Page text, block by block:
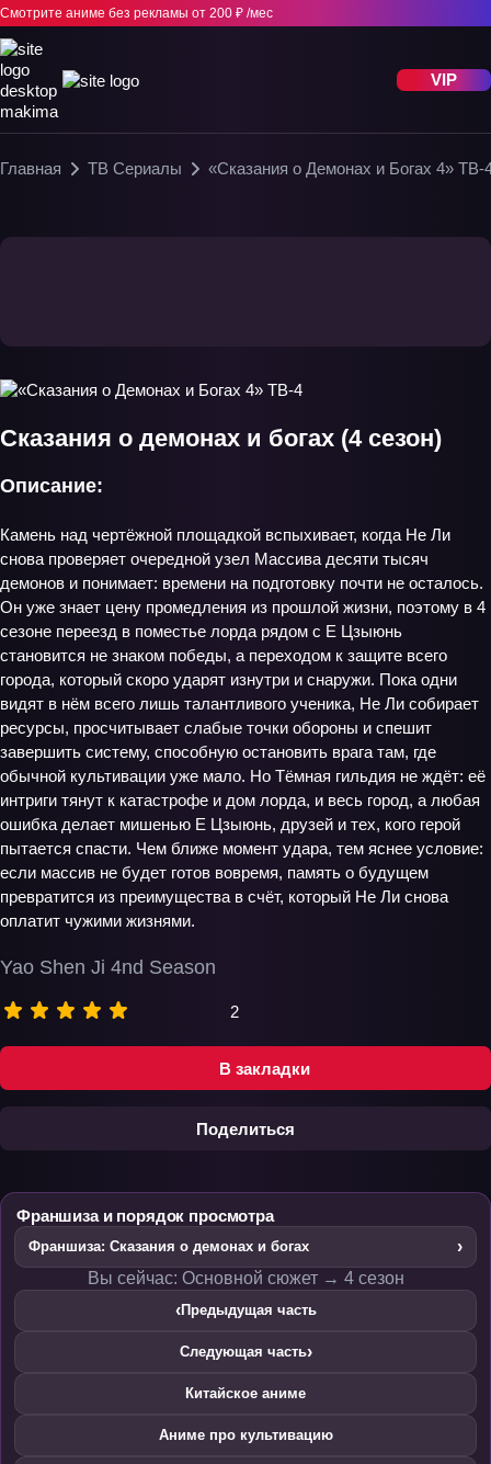
Смотрите аниме без рекламы от 200 ₽ /мес
VIP
Главная ТВ Сериалы «Сказания о Демонах и Богах 4» ТВ-
В закладки
Поделиться
Сказания о демонах и богах (4 сезон)
Yao Shen Ji 4nd Season
2
Описание:
Камень над чертёжной площадкой вспыхивает, когда Не Ли
снова проверяет очередной узел Массива десяти тысяч
демонов и понимает: времени на подготовку почти не осталось.
Он уже знает цену промедления из прошлой жизни, поэтому в 4
сезоне переезд в поместье лорда рядом с Е Цзыюнь
становится не знаком победы, а переходом к защите всего
города, который скоро ударят изнутри и снаружи. Пока одни
видят в нём всего лишь талантливого ученика, Не Ли собирает
ресурсы, просчитывает слабые точки обороны и спешит
завершить систему, способную остановить врага там, где
обычной культивации уже мало. Но Тёмная гильдия не ждёт: её
интриги тянут к катастрофе и дом лорда, и весь город, а любая
ошибка делает мишенью Е Цзыюнь, друзей и тех, кого герой
пытается спасти. Чем ближе момент удара, тем яснее условие:
если массив не будет готов вовремя, память о будущем
превратится из преимущества в счёт, который Не Ли снова
оплатит чужими жизнями.
Франшиза и порядок просмотра
Франшиза: Сказания о демонах и богах
›
Вы сейчас: Основной сюжет → 4 сезон
‹Предыдущая часть
Следующая часть›
Китайское аниме
Аниме про культивацию